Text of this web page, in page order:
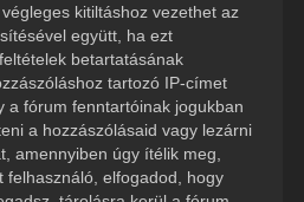
kitiltáshoz vezethet az
együtt, ha ezt
betartatásának
tartozó IP-címet
a fórum fenntartóinak jogukban
a hozzászólásaid vagy lezárni
amennyiben úgy ítélik meg,
felhasználó, elfogadod, hogy